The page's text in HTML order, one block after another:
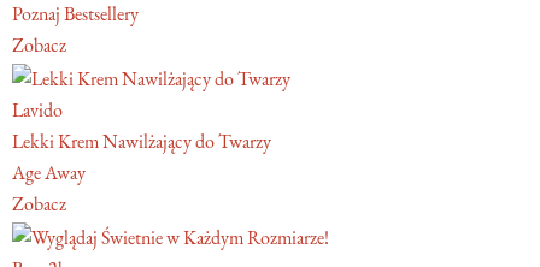
Poznaj Bestsellery
Zobacz
Lavido
Lekki Krem Nawilżający do Twarzy
Age Away
Zobacz